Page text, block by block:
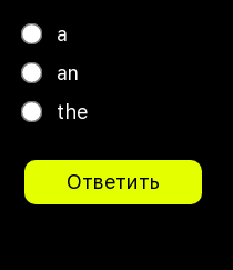
a
an
the
Ответить